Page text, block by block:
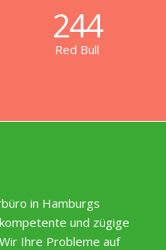
244
Red Bull
in Hamburgs
und zügige
Ihre Probleme auf